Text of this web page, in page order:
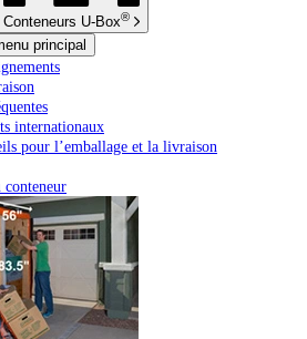
Conteneurs U-Box®
principal
internationaux
pour l’emballage et la livraison
conteneur